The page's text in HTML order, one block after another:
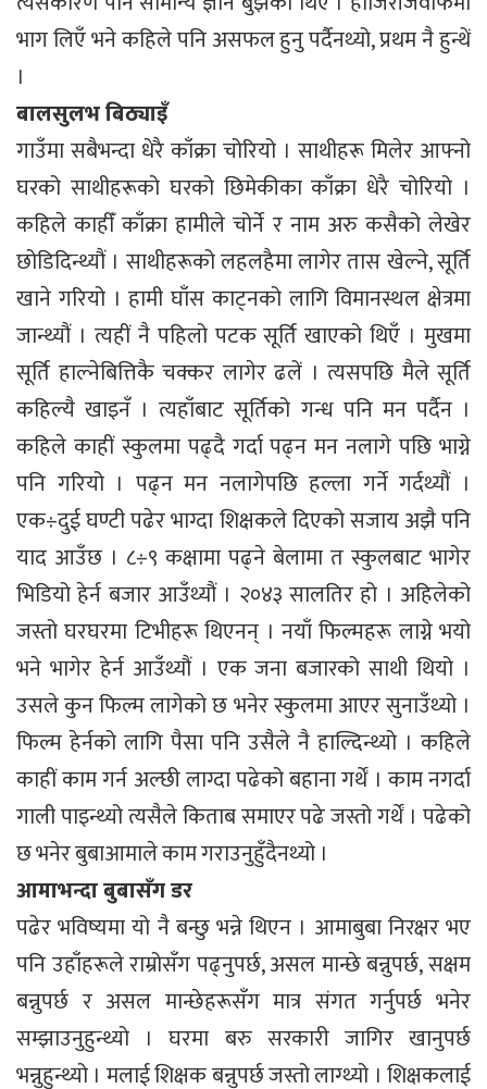
भाग लिएँ भने कहिले पनि असफल हुनु पर्दैनथ्यो, प्रथम नै हुन्थें
।
बालसुलभ बिठ्याइँ
गाउँमा सबैभन्दा धेरै काँक्रा चोरियो । साथीहरू मिलेर आफ्नो
घरको साथीहरूको घरको छिमेकीका काँक्रा धेरै चोरियो ।
कहिले काहीँ काँक्रा हामीले चोर्ने र नाम अरु कसैको लेखेर
छोडिदिन्थ्यौं । साथीहरूको लहलहैमा लागेर तास खेल्ने, सूर्ति
खाने गरियो । हामी घाँस काट्नको लागि विमानस्थल क्षेत्रमा
जान्थ्यौं । त्यहीं नै पहिलो पटक सूर्ति खाएको थिएँ । मुखमा
सूर्ति हाल्नेबित्तिकै चक्कर लागेर ढलें । त्यसपछि मैले सूर्ति
कहिल्यै खाइनँ । त्यहाँबाट सूर्तिको गन्ध पनि मन पर्दैन ।
कहिले काहीं स्कुलमा पढ्दै गर्दा पढ्न मन नलागे पछि भाग्ने
पनि गरियो । पढ्न मन नलागेपछि हल्ला गर्ने गर्दथ्यौं ।
एक÷दुई घण्टी पढेर भाग्दा शिक्षकले दिएको सजाय अझै पनि
याद आउँछ । ८÷९ कक्षामा पढ्ने बेलामा त स्कुलबाट भागेर
भिडियो हेर्न बजार आउँथ्यौं । २०४३ सालतिर हो । अहिलेको
जस्तो घरघरमा टिभीहरू थिएनन् । नयाँ फिल्महरू लाग्ने भयो
भने भागेर हेर्न आउँथ्यौं । एक जना बजारको साथी थियो ।
उसले कुन फिल्म लागेको छ भनेर स्कुलमा आएर सुनाउँथ्यो ।
फिल्म हेर्नको लागि पैसा पनि उसैले नै हाल्दिन्थ्यो । कहिले
काहीं काम गर्न अल्छी लाग्दा पढेको बहाना गर्थें । काम नगर्दा
गाली पाइन्थ्यो त्यसैले किताब समाएर पढे जस्तो गर्थें । पढेको
छ भनेर बुबाआमाले काम गराउनुहुँदैनथ्यो ।
आमाभन्दा बुबासँग डर
पढेर भविष्यमा यो नै बन्छु भन्ने थिएन । आमाबुबा निरक्षर भए
पनि उहाँहरूले राम्रोसँग पढ्नुपर्छ, असल मान्छे बन्नुपर्छ, सक्षम
बन्नुपर्छ र असल मान्छेहरूसँग मात्र संगत गर्नुपर्छ भनेर
सम्झाउनुहुन्थ्यो । घरमा बरु सरकारी जागिर खानुपर्छ
भन्नुहुन्थ्यो । मलाई शिक्षक बन्नुपर्छ जस्तो लाग्थ्यो । शिक्षकलाई